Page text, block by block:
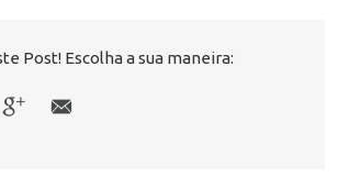
Post! Escolha a sua maneira: